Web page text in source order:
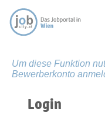
Um diese Funktion
Bewerberkonto
Login